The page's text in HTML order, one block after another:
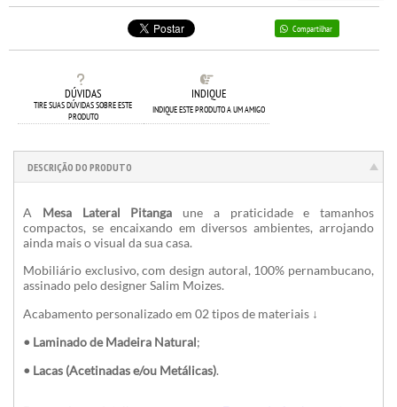
Compartilhar
DÚVIDAS
TIRE SUAS DÚVIDAS SOBRE ESTE
PRODUTO
INDIQUE
INDIQUE ESTE PRODUTO A UM AMIGO
DESCRIÇÃO DO PRODUTO
A Mesa Lateral Pitanga une a
praticidade e tamanhos
compactos, se encaixando em diversos ambientes, arrojando
ainda mais o visual da sua casa.
Mobiliário exclusivo, com design autoral, 100% pernambucano,
assinado pelo designer Salim Moizes.
Acabamento personalizado em 02 tipos de materiais ↓
• Laminado de Madeira Natural;
• Lacas (Acetinadas e/ou Metálicas).